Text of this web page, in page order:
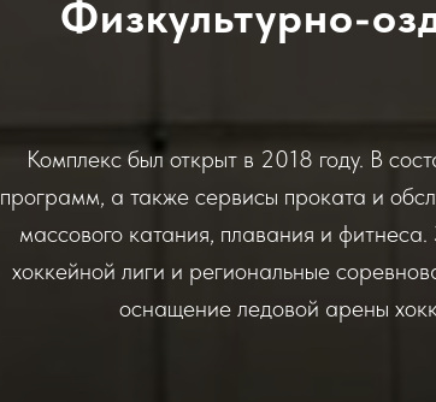
Физкультурно-
Комплекс был открыт в 2018 году. В
программ, а также сервисы проката и
массового катания, плавания и
хоккейной лиги и региональные
оснащение ледовой арены